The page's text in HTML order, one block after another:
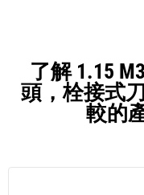
了解 1.15
頭，栓接式
較的